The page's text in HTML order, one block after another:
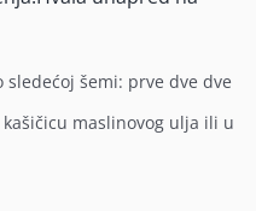
šemi: prve dve dve
maslinovog ulja ili u